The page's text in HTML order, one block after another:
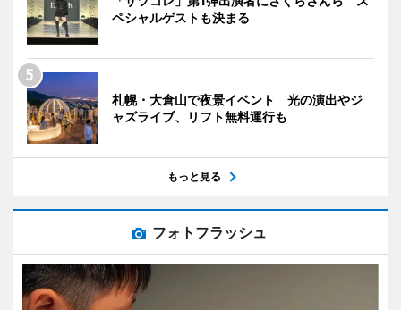
ペシャルゲストも決まる
札幌・大倉山で夜景イベント 光の演出やジ
ャズライブ、リフト無料運行も
もっと見る
フォトフラッシュ